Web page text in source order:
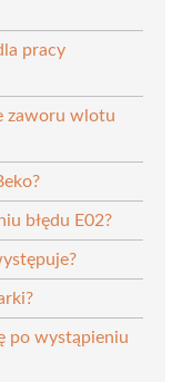
pracy
zaworu wlotu
błędu E02?
po wystąpieniu